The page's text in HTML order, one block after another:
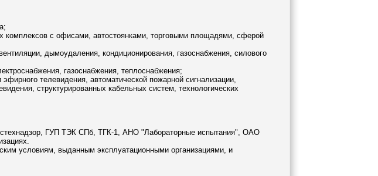
комплексов с офисами, автостоянками, торговыми площадями, сферой
дымоудаления, кондиционирования, газоснабжения, силового
газоснабжения, теплоснабжения;
телевидения, автоматической пожарной сигнализации,
структурированных кабельных систем, технологических
ГУП ТЭК СПб, ТГК-1, АНО "Лабораторные испытания", ОАО
условиям, выданным эксплуатационными организациями, и